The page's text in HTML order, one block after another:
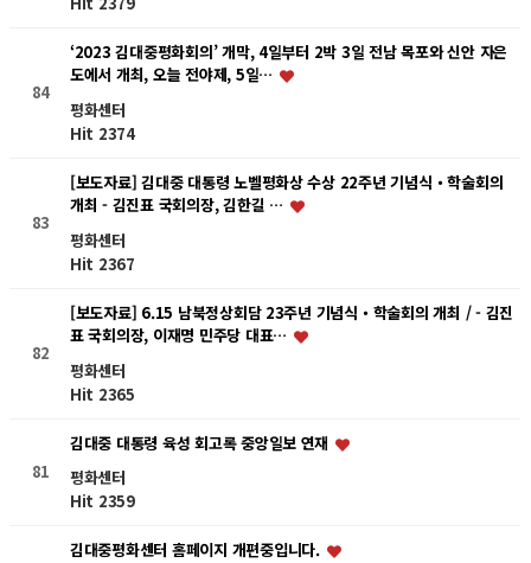
84
‘2023 김대중평화회의’ 개막, 4일부터 2박 3일 전남 목포와 신안 자은
도에서 개최, 오늘 전야제, 5일…
평화센터
Hit 2374
83
[보도자료] 김대중 대통령 노벨평화상 수상 22주년 기념식・학술회의
개최 - 김진표 국회의장, 김한길 …
평화센터
Hit 2367
82
[보도자료] 6.15 남북정상회담 23주년 기념식・학술회의 개최 / - 김진
표 국회의장, 이재명 민주당 대표…
평화센터
Hit 2365
81
김대중 대통령 육성 회고록 중앙일보 연재
평화센터
Hit 2359
김대중평화센터 홈페이지 개편중입니다.